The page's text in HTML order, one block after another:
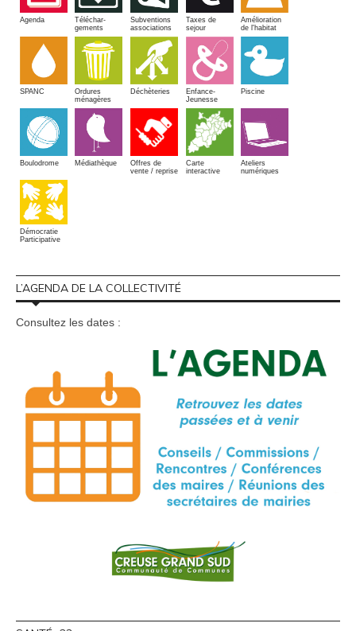
Agenda
Téléchar-
gements
Subventions
associations
Taxes de
sejour
Amélioration
de l'habitat
SPANC
Ordures
ménagères
Déchèteries
Enfance-
Jeunesse
Piscine
Boulodrome Médiathèque
Offres de
vente / reprise
Carte
interactive
Ateliers
numériques
Démocratie
Participative
L’AGENDA DE LA COLLECTIVITÉ
Consultez les dates :